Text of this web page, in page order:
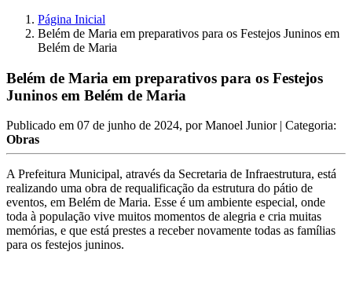
Página Inicial
Belém de Maria em preparativos para os Festejos Juninos em
Belém de Maria
Belém de Maria em preparativos para os Festejos
Juninos em Belém de Maria
Publicado em 07 de junho de 2024, porManoel Junior | Categoria:
Obras
A Prefeitura Municipal, através da Secretaria de Infraestrutura, está
realizando uma obra de requalificação da estrutura do pátio de
eventos, em Belém de Maria. Esse é um ambiente especial, onde
toda à população vive muitos momentos de alegria e cria muitas
memórias, e que está prestes a receber novamente todas as famílias
para os festejos juninos.